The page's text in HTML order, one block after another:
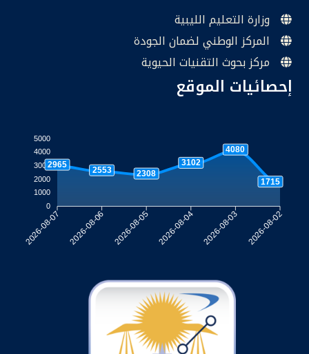
وزارة التعليم الليبية
المركز الوطني لضمان الجودة
مركز بحوث التقنيات الحيوية
إحصائيات الموقع
5000
4000
3000
2000
1000
0
2965
2553 2308
3102
4080
1715
2026-08-07 2026-08-06 2026-08-05 2026-08-04 2026-08-03 2026-08-02